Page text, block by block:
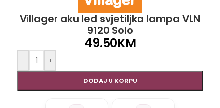
Villager aku led svjetiljka lampa VLN
9120 Solo
49.50KM
- +
DODAJ U KORPU